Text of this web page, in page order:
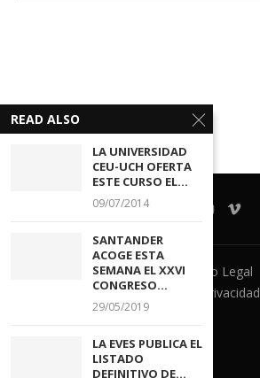
Ventanilla Unica CECOVA Aviso Legal
Política de Privacidad
READ ALSO
LA UNIVERSIDAD
CEU-UCH OFERTA
ESTE CURSO EL...
09/07/2014
SANTANDER
ACOGE ESTA
SEMANA EL XXVI
CONGRESO...
29/05/2019
LA EVES PUBLICA EL
LISTADO
DEFINITIVO DE...